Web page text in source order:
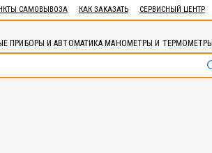
САМОВЫВОЗА КАК ЗАКАЗАТЬ СЕРВИСНЫЙ ЦЕНТР
ПРИБОРЫ И АВТОМАТИКА МАНОМЕТРЫ И ТЕРМОМЕТРЫ